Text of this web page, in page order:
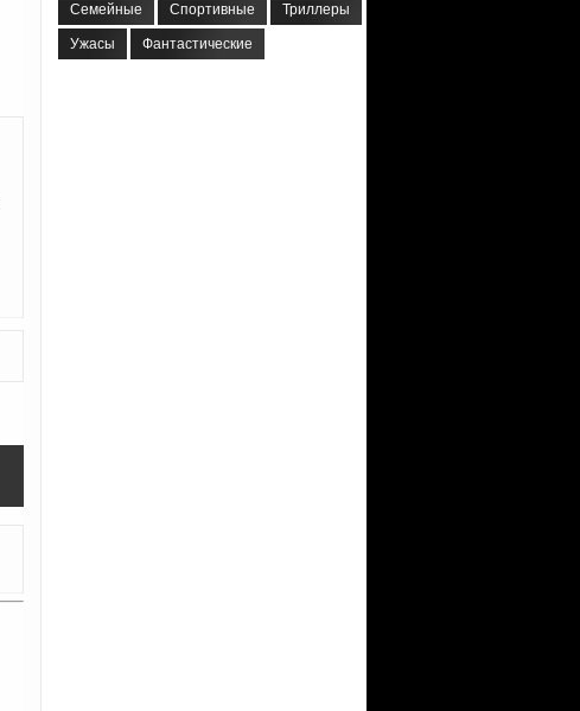
Семейные Спортивные Триллеры
Ужасы Фантастические